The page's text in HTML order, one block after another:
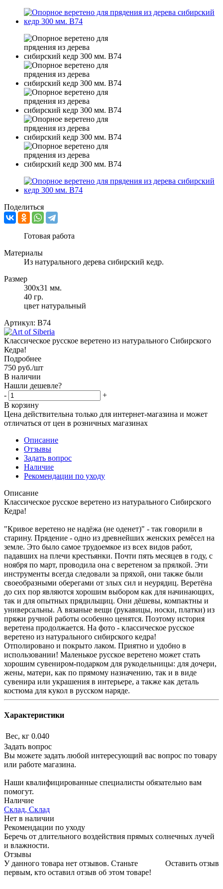
Поделиться
Готовая работа
Материалы
Из натурального дерева сибирский кедр.
Размер
300x31 мм.
40 гр.
цвет натуральный
Артикул: B74
Классическое русское веретено из натурального Сибирского
Кедра!
Подробнее
750 руб./шт
В наличии
Нашли дешевле?
-
+
В корзину
Цена действительна только для интернет-магазина и может
отличаться от цен в розничных магазинах
Описание
Отзывы
Задать вопрос
Наличие
Рекомендации по уходу
Описание
Классическое русское веретено из натурального Сибирского
Кедра!
"Кривое веретено не надёжа (не оденет)" - так говорили в
старину. Прядение - одно из древнейших женских ремёсел на
земле. Это было самое трудоемкое из всех видов работ,
падавших на плечи крестьянки. Почти пять месяцев в году, с
ноября по март, проводила она с веретеном за прялкой. Эти
инструменты всегда следовали за пряхой, они также были
своеобразными оберегами от злых сил и неурядиц. Веретёна
до сих пор являются хорошим выбором как для начинающих,
так и для опытных прядильщиц. Они дёшевы, компактны и
универсальны. А вязаные вещи (рукавицы, носки, платки) из
пряжи ручной работы особенно ценятся. Поэтому история
веретена продолжается. На фото - классическое русское
веретено из натурального сибирского кедра!
Отполировано и покрыто лаком. Приятно и удобно в
использовании! Маленькое русское веретено может стать
хорошим сувениром-подарком для рукодельницы: для дочери,
жены, матери, как по прямому назначению, так и в виде
сувенира или украшения в интерьере, а также как деталь
костюма для кукол в русском наряде.
Характеристики
Вес, кг 0.040
Задать вопрос
Вы можете задать любой интересующий вас вопрос по товару
или работе магазина.
Наши квалифицированные специалисты обязательно вам
помогут.
Наличие
Склад, Склад
Нет в наличии
Рекомендации по уходу
Беречь от длительного воздействия прямых солнечных лучей
и влажности.
Отзывы
Оставить отзыв
У данного товара нет отзывов. Станьте
первым, кто оставил отзыв об этом товаре!